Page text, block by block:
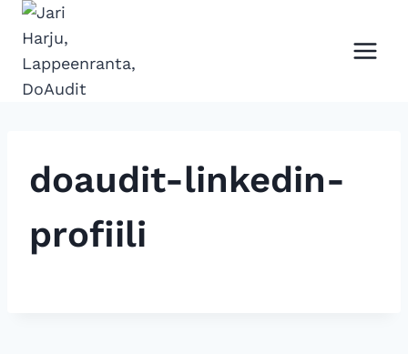
Siirry
sisältöön
doaudit-linkedin-
profiili